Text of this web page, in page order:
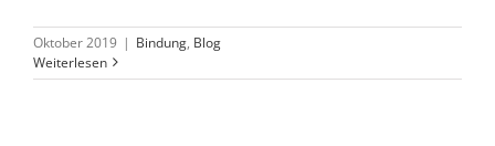
Oktober 2019 | Bindung, Blog
Weiterlesen